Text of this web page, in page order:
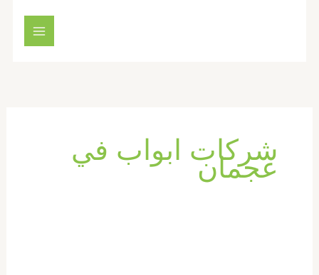
شركات ابواب في
عجمان